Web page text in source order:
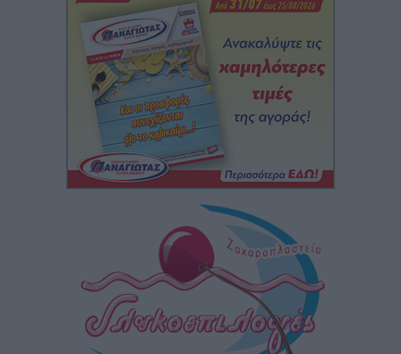
Δημο-Κρίσεις πριν 6 ώρες
Το στενό της Κρεμαστής μπήκε στη λίστα των 7
θαυμάτων της αναμονής
Δημο-Κρίσεις• πριν 6 ώρες
ΣΕΤΕ: Σημαντική θεσμική εξέλιξη η ΚΥΑ για το ΕΧΠ
για τον τουρισμό
Ειδήσεις• πριν 6 ώρες
Γ. Χατζημάρκος: “Δύο μεγάλες δεσμεύσεις
Γεωργιάδη” – Κίνητρα για τους γιατρούς των νησιών
και συνεργασία Ρόδου με το Αττικόν για το
Ακτινοθεραπευτικό
Τοπικές Ειδήσεις• πριν 7 ώρες